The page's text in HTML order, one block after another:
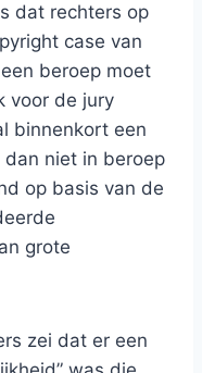
dat rechters op
case van
beroep moet
voor de jury
binnenkort een
niet in beroep
op basis van de
grote
zei dat er een